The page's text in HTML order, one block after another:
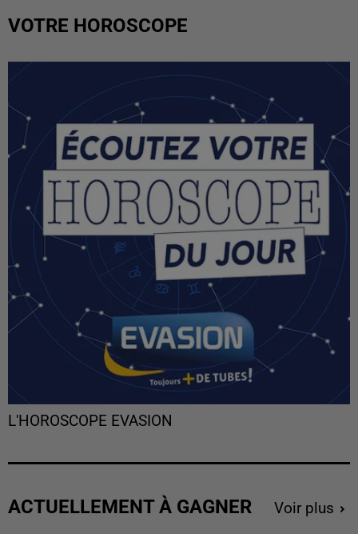
VOTRE HOROSCOPE
L'HOROSCOPE EVASION
ACTUELLEMENT À GAGNER Voir plus